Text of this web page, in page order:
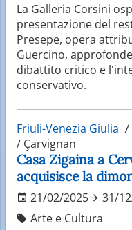
La Galleria Corsini
presentazione del
Presepe, opera
Guercino,
dibattito critico e
conservativo.
Friuli-Venezia Giulia
/ Çarvignan
Casa Zigaina a
acquisisce la
21/02/2025
31/
Arte e Cultura